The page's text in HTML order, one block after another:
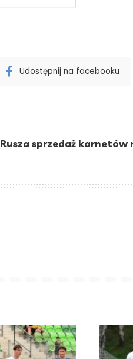
Udostępnij na facebooku
Rusza sprzedaż karnetów